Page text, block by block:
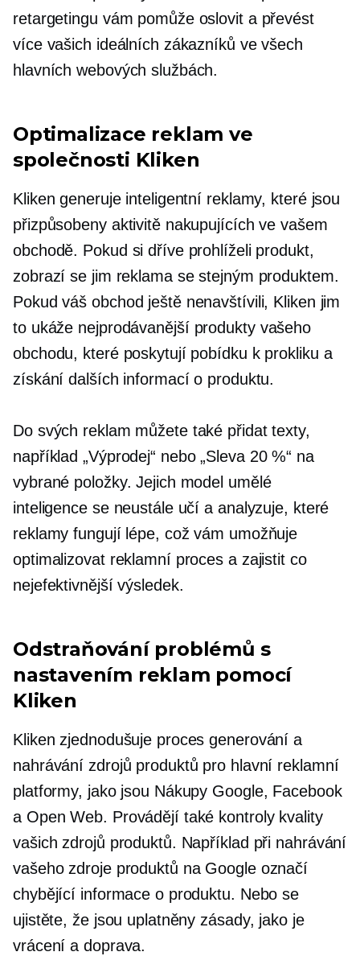
retargetingu vám pomůže oslovit a převést
více vašich ideálních zákazníků ve všech
hlavních webových službách.
Optimalizace reklam ve
společnosti Kliken
Kliken generuje inteligentní reklamy, které jsou
přizpůsobeny aktivitě nakupujících ve vašem
obchodě. Pokud si dříve prohlíželi produkt,
zobrazí se jim reklama se stejným produktem.
Pokud váš obchod ještě nenavštívili, Kliken jim
to ukáže nejprodávanějšíprodukty vašeho
obchodu, které poskytují pobídku k prokliku a
získání dalších informací o produktu.
Do svých reklam můžete také přidat texty,
například „Výprodej“ nebo „Sleva 20 %“ na
vybrané položky. Jejich model umělé
inteligence se neustále učí a analyzuje, které
reklamy fungují lépe, což vám umožňuje
optimalizovat reklamní proces a zajistit co
nejefektivnější výsledek.
Odstraňování problémů s
nastavením reklam pomocí
Kliken
Kliken zjednodušuje proces generování a
nahrávání zdrojů produktů pro hlavní reklamní
platformy, jako jsou Nákupy Google, Facebook
a Open Web. Provádějí také kontroly kvality
vašich zdrojů produktů. Například při nahrávání
vašeho zdroje produktů na Google označí
chybějící informace o produktu. Nebo se
ujistěte, že jsou uplatněny zásady, jako je
vrácení a doprava.